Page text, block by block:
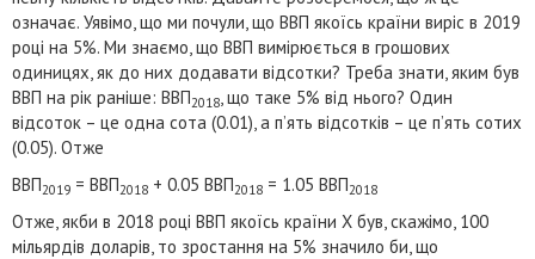
означає. Уявімо, що ми почули, що ВВП якоїсь країни виріс в 2019
році на 5%. Ми знаємо, що ВВП вимірюється в грошових
одиницях, як до них додавати відсотки? Треба знати, яким був
ВВП на рік раніше: ВВП2018, що таке 5% від нього? Один
відсоток – це одна сота (0.01), а п’ять відсотків – це п’ять сотих
(0.05). Отже
ВВП2019 = ВВП2018 + 0.05 ВВП2018 = 1.05 ВВП2018
Отже, якби в 2018 році ВВП якоїсь країни X був, скажімо, 100
мільярдів доларів, то зростання на 5% значило би, що